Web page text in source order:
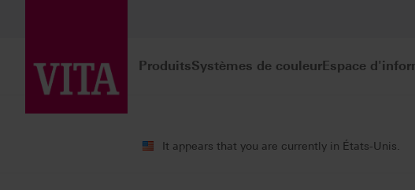
ProduitsSystèmes de couleurEspace
It appears that you are currently in États-Unis.